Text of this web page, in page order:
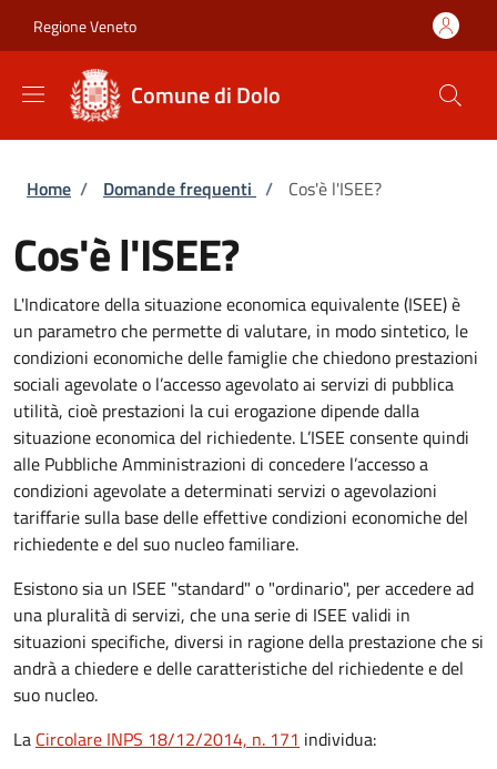
Regione Veneto
Comune di Dolo
Briciole di pane
Home / Domande frequenti / Cos'è l'ISEE?
Cos'è l'ISEE?
L'Indicatore della situazione economica equivalente (ISEE) è
un parametro che permette di valutare, in modo sintetico, le
condizioni economiche delle famiglie che chiedono prestazioni
sociali agevolate o l’accesso agevolato ai servizi di pubblica
utilità, cioè prestazioni la cui erogazione dipende dalla
situazione economica del richiedente. L’ISEE consente quindi
alle Pubbliche Amministrazioni di concedere l’accesso a
condizioni agevolate a determinati servizi o agevolazioni
tariffarie sulla base delle effettive condizioni economiche del
richiedente e del suo nucleo familiare.
Esistono sia un ISEE "standard" o "ordinario", per accedere ad
una pluralità di servizi, che una serie di ISEE validi in
situazioni specifiche, diversi in ragione della prestazione che si
andrà a chiedere e delle caratteristiche del richiedente e del
suo nucleo.
La Circolare INPS 18/12/2014, n. 171 individua: